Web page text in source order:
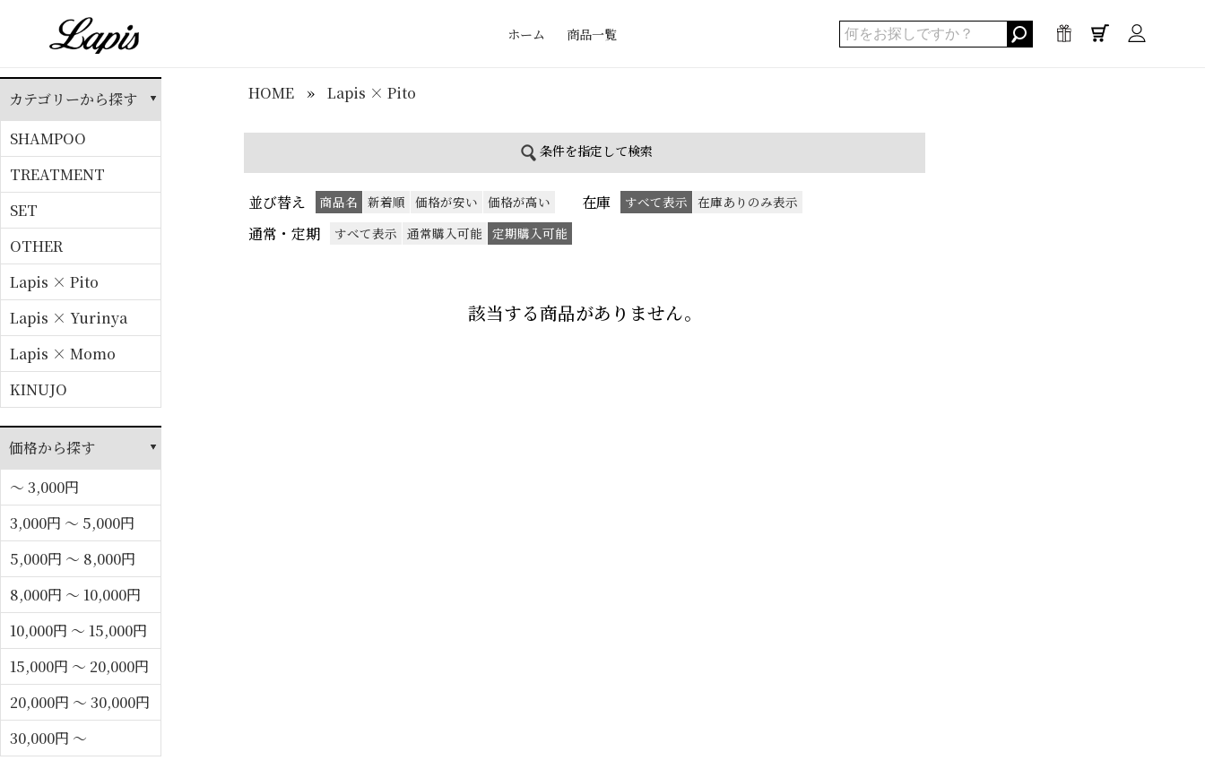
ホーム 商品一覧
カテゴリーから探す
SHAMPOO
TREATMENT
SET
OTHER
Lapis × Pito
Lapis × Yurinya
Lapis × Momo
KINUJO
価格から探す
～ 3,000円
3,000円 ～ 5,000円
5,000円 ～ 8,000円
8,000円 ～ 10,000円
10,000円 ～ 15,000円
15,000円 ～ 20,000円
20,000円 ～ 30,000円
30,000円 ～
HOME » Lapis × Pito
条件を指定して検索
並び替え 商品名 新着順 価格が安い 価格が高い 在庫 すべて表示 在庫ありのみ表示
通常・定期 すべて表示 通常購入可能 定期購入可能
該当する商品がありません。